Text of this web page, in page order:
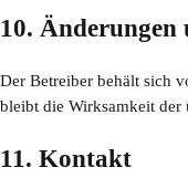
10. Änderungen
Der Betreiber behält sich
bleibt die Wirksamkeit der
11. Kontakt